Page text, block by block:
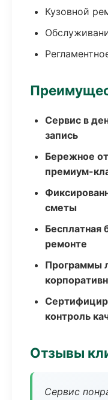
Кузовной
Сервис в
запись
Бережное
премиум-
сметы
Бесплатная
ремонте
Программы
контроль
Отзывы
Сервис